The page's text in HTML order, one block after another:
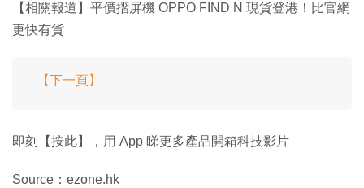
【相關報道】平價摺屏機 OPPO FIND N 現貨登港！比官網
更快有貨
【下一頁】
即刻【按此】，用 App 睇更多產品開箱科技影片
Source：ezone.hk